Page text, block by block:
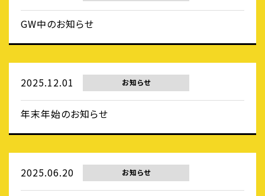
GW中のお知らせ
2025.12.01 お知らせ
年末年始のお知らせ
2025.06.20 お知らせ